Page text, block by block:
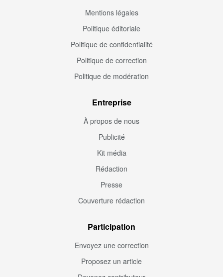
Mentions légales
Politique éditoriale
Politique de confidentialité
Politique de correction
Politique de modération
Entreprise
À propos de nous
Publicité
Kit média
Rédaction
Presse
Couverture rédaction
Participation
Envoyez une correction
Proposez un article